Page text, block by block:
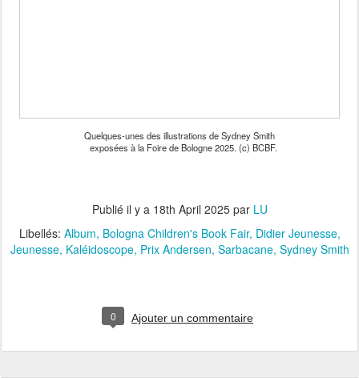
Quelques-unes des illustrations de Sydney Smith
exposées à la Foire de Bologne 2025. (c) BCBF.
Publié il y a 18th April 2025par LU
Libellés: Album Bologna Children's Book Fair Didier Jeunesse
Jeunesse Kaléidoscope Prix Andersen Sarbacane Sydney Smith
0 Ajouter un commentaire